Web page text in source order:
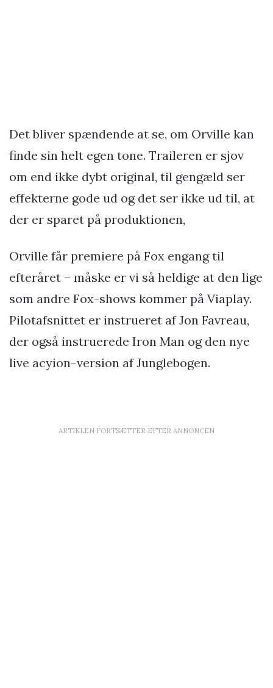
Det bliver spændende at se, om Orville kan
finde sin helt egen tone. Traileren er sjov
om end ikke dybt original, til gengæld ser
effekterne gode ud og det ser ikke ud til, at
der er sparet på produktionen,
Orville får premiere på Fox engang til
efteråret – måske er vi så heldige at den lige
som andre Fox-shows kommer på Viaplay.
Pilotafsnittet er instrueret af Jon Favreau,
der også instruerede Iron Man og den nye
live acyion-version af Junglebogen.
ARTIKLEN FORTSÆTTER EFTER ANNONCEN